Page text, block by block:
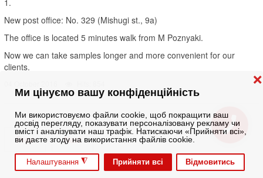
Ми цінуємо вашу конфіденційність
Ми використовуємо файли cookie, щоб покращити ваш
досвід перегляду, показувати персоналізовану рекламу чи
вміст і аналізувати наш трафік. Натискаючи «Прийняти всі»,
ви даєте згоду на використання файлів cookie.
Налаштування ◮ Прийняти всі Відмовитись
❌
New post office: No. 329 (Mishugi st., 9a)
The office is located 5 minutes walk from M Poznyaki.
Now we can take samples longer and more convenient for our
clients.
Prev Next